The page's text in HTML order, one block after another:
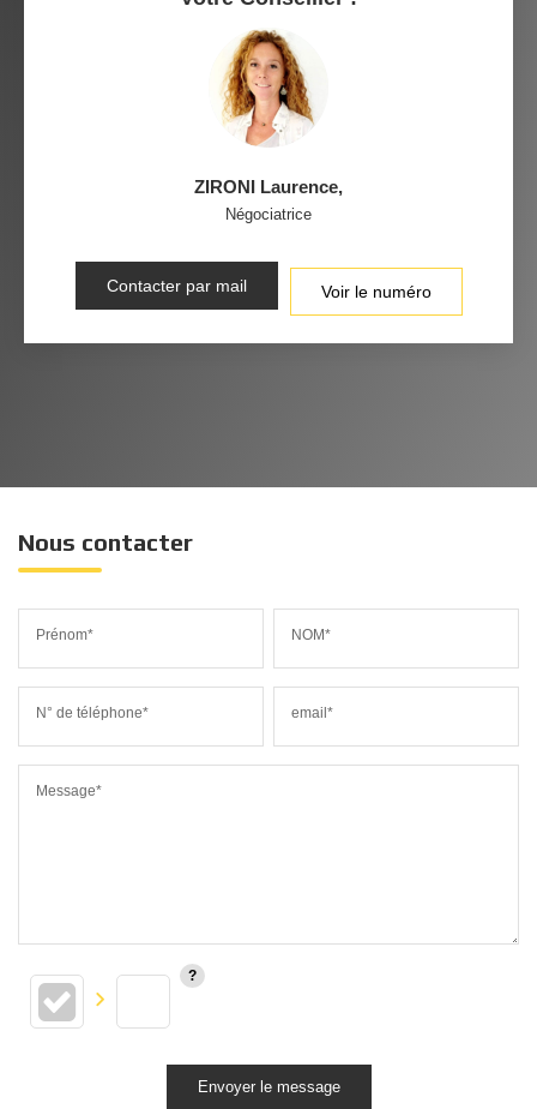
ZIRONI Laurence,
Négociatrice
Contacter par mail Voir le numéro
Nous contacter
Prénom* NOM*
N° de téléphone* email*
Message*
Envoyer le message